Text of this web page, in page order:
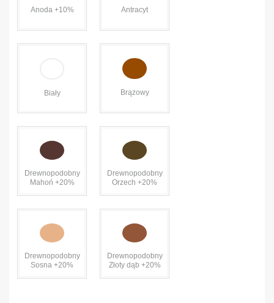
Anoda +10% Antracyt
Biały Brązowy
Drewnopodobny
Mahoń +20%
Drewnopodobny
Orzech +20%
Drewnopodobny
Sosna +20%
Drewnopodobny
Złoty dąb +20%